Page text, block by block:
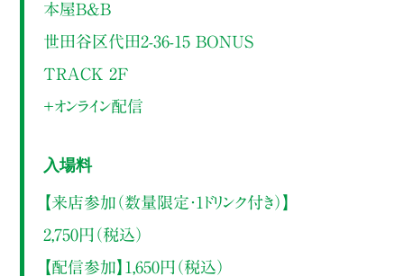
本屋B&B
世田谷区代田2-36-15 BONUS
TRACK 2F
＋オンライン配信
入場料
【来店参加（数量限定・1ドリンク付き）】
2,750円（税込）
【配信参加】1,650円（税込）